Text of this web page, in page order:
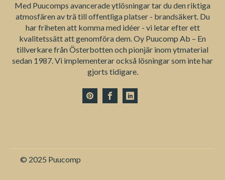
Med Puucomps avancerade ytlösningar tar du den riktiga
atmosfären av trä till offentliga platser - brandsäkert. Du
har friheten att komma med idéer - vi letar efter ett
kvalitetssätt att genomföra dem. Oy Puucomp Ab – En
tillverkare från Österbotten och pionjär inom ytmaterial
sedan 1987. Vi implementerar också lösningar som inte har
gjorts tidigare.
© 2025 Puucomp